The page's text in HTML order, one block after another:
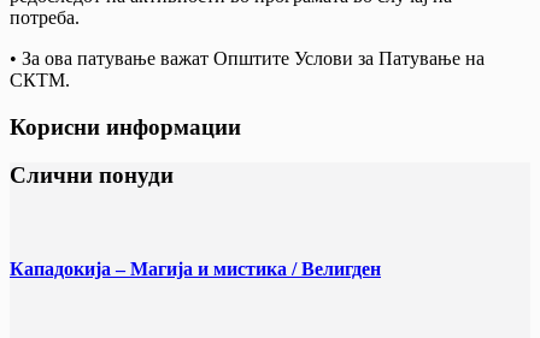
потреба.
• За ова патување важат Општите Услови за Патување на
СКТМ.
Корисни информации
Слични понуди
Кападокија – Магија и мистика / Велигден